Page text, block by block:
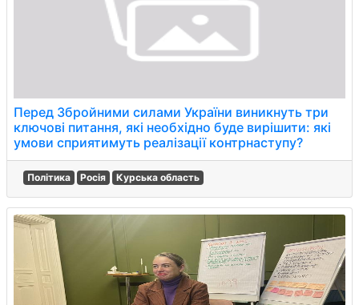
Перед Збройними силами України виникнуть три
ключові питання, які необхідно буде вирішити: які
умови сприятимуть реалізації контрнаступу?
Політика Росія Курська область